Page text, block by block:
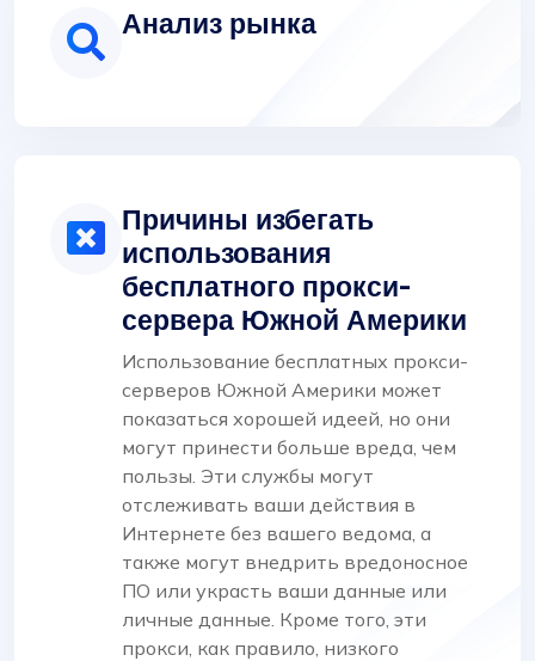
Анализ рынка
Причины избегать
использования
бесплатного прокси-
сервера Южной Америки
Использование бесплатных прокси-
серверов Южной Америки может
показаться хорошей идеей, но они
могут принести больше вреда, чем
пользы. Эти службы могут
отслеживать ваши действия в
Интернете без вашего ведома, а
также могут внедрить вредоносное
ПО или украсть ваши данные или
личные данные. Кроме того, эти
прокси, как правило, низкого